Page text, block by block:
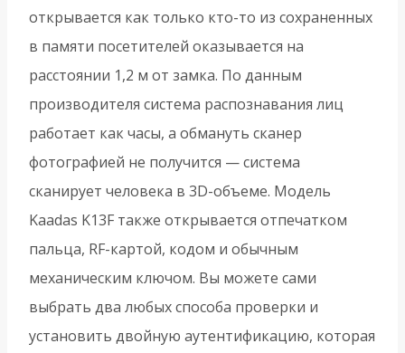
Золото
открывается как только кто-то из сохраненных
в памяти посетителей оказывается на
расстоянии 1,2 м от замка. По данным
производителя система распознавания лиц
работает как часы, а обмануть сканер
фотографией не получится — система
сканирует человека в 3D-объеме. Модель
Kaadas K13F также открывается отпечатком
пальца, RF-картой, кодом и обычным
механическим ключом. Вы можете сами
выбрать два любых способа проверки и
установить двойную аутентификацию, которая